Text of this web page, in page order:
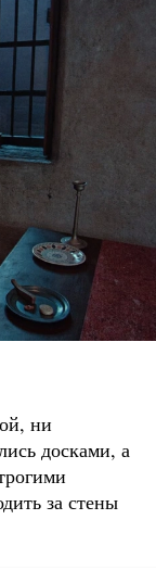
ни
досками, а
за стены